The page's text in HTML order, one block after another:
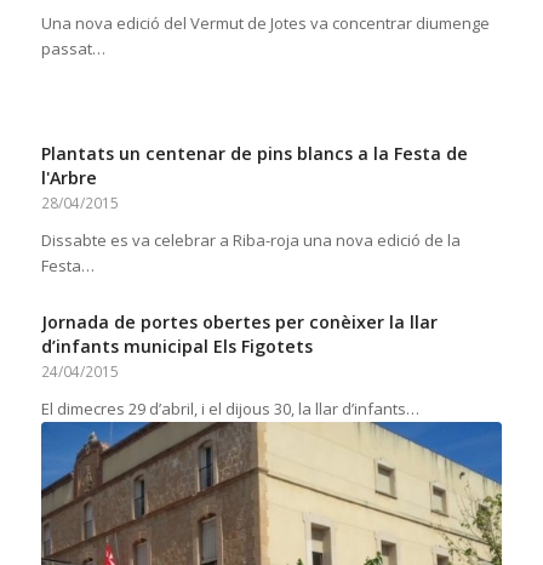
Una nova edició del Vermut de Jotes va concentrar diumenge
passat…
Plantats un centenar de pins blancs a la Festa de
l'Arbre
28/04/2015
Dissabte es va celebrar a Riba-roja una nova edició de la
Festa…
Jornada de portes obertes per conèixer la llar
d’infants municipal Els Figotets
24/04/2015
El dimecres 29 d’abril, i el dijous 30, la llar d’infants…